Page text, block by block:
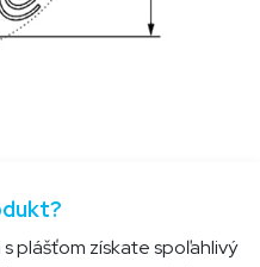
plášťom získate spoľahlivý